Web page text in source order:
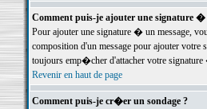
Comment puis-je ajouter une signature �
Pour ajouter une signature � un message,
composition d'un message pour ajouter
toujours emp�cher d'attacher votre
Revenir en haut de page
Comment puis-je cr�er un sondage ?